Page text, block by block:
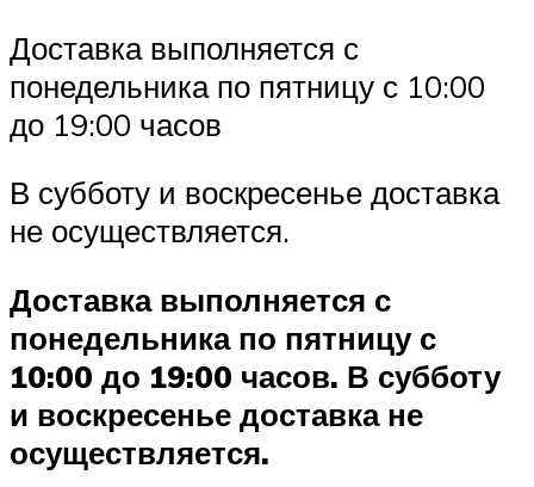
Доставка выполняется с
понедельника по пятницу с 10:00
до 19:00 часов
В субботу и воскресенье доставка
не осуществляется.
Доставка выполняется с
понедельника по пятницу с
10:00 до 19:00 часов. В субботу
и воскресенье доставка не
осуществляется.